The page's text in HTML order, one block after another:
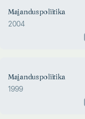
Majanduspoliitika
2004
Majanduspoliitika
1999